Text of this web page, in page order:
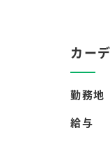
カー
勤務地
給与